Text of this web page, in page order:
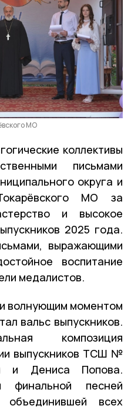
МО
коллективы
письмами
округа и
МО за
и высокое
2025 года.
выражающими
воспитание
медалистов.
волнующим моментом
вальс выпускников.
композиция
выпускников ТСШ №
и Дениса Попова.
финальной песней
объединившей всех